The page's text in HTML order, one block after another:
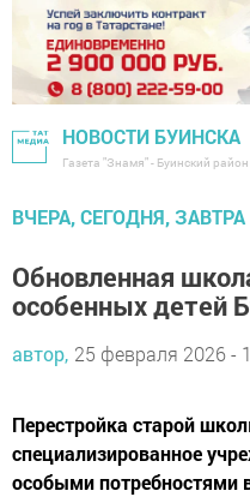
НОВОСТИ БУИНСКА
Газета "Знамя" - Буинский район
ВЧЕРА, СЕГОДНЯ, ЗАВТРА
Обновленная
особенных детей
автор, 25 февраля 2026 -
Перестройка старой
специализированное
особыми потребностями